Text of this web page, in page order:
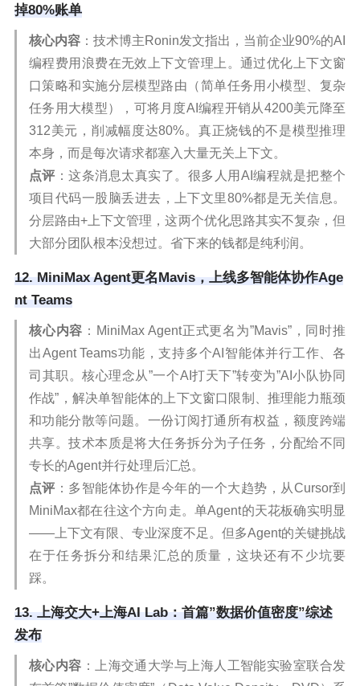
掉80%账单
核心内容 ：技术博主Ronin发文指出，当前企业90%的AI
编程费用浪费在无效上下文管理上。通过优化上下文窗
口策略和实施分层模型路由（简单任务用小模型、复杂
任务用大模型），可将月度AI编程开销从4200美元降至
312美元，削减幅度达80%。真正烧钱的不是模型推理
本身，而是每次请求都塞入大量无关上下文。
点评 ：这条消息太真实了。很多人用AI编程就是把整个
项目代码一股脑丢进去，上下文里80%都是无关信息。
分层路由+上下文管理，这两个优化思路其实不复杂，但
大部分团队根本没想过。省下来的钱都是纯利润。
12. MiniMax Agent更名Mavis，上线多智能体协作Age
nt Teams
核心内容 ：MiniMax Agent正式更名为”Mavis”，同时推
出Agent Teams功能，支持多个AI智能体并行工作、各
司其职。核心理念从”一个AI打天下”转变为”AI小队协同
作战”，解决单智能体的上下文窗口限制、推理能力瓶颈
和功能分散等问题。一份订阅打通所有权益，额度跨端
共享。技术本质是将大任务拆分为子任务，分配给不同
专长的Agent并行处理后汇总。
点评 ：多智能体协作是今年的一个大趋势，从Cursor到
MiniMax都在往这个方向走。单Agent的天花板确实明显
——上下文有限、专业深度不足。但多Agent的关键挑战
在于任务拆分和结果汇总的质量，这块还有不少坑要
踩。
13. 上海交大+上海AI Lab：首篇”数据价值密度”综述
发布
核心内容 ：上海交通大学与上海人工智能实验室联合发